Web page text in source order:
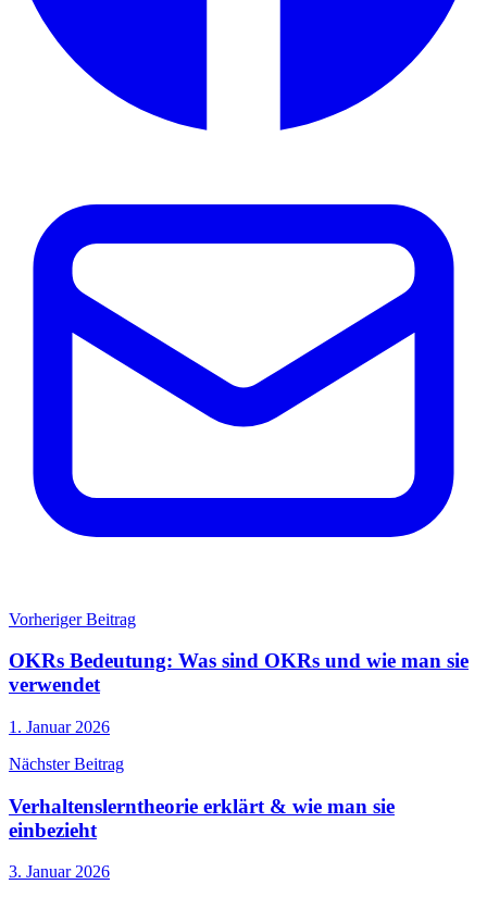
Vorheriger Beitrag
OKRs Bedeutung: Was sind OKRs und wie man sie
verwendet
1. Januar 2026
Nächster Beitrag
Verhaltenslerntheorie erklärt & wie man sie
einbezieht
3. Januar 2026